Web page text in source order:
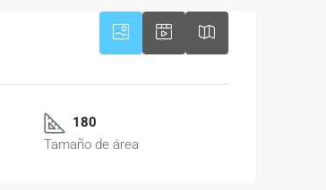
180
Tamaño de área